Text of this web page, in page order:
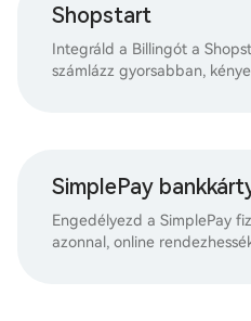
Shopstart
Integráld a Billingót a
számlázz gyorsabban,
SimplePay
Engedélyezd a SimplePay
azonnal, online